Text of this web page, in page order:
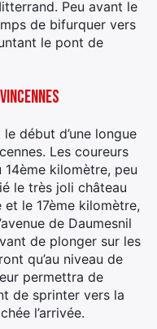
Peu avant le
de bifurquer vers
le pont de
début d’une longue
Les coureurs
14ème kilomètre, peu
le très joli château
et le 17ème kilomètre,
de Daumesnil
de plonger sur les
qu’au niveau de
permettra de
de sprinter vers la
l’arrivée.